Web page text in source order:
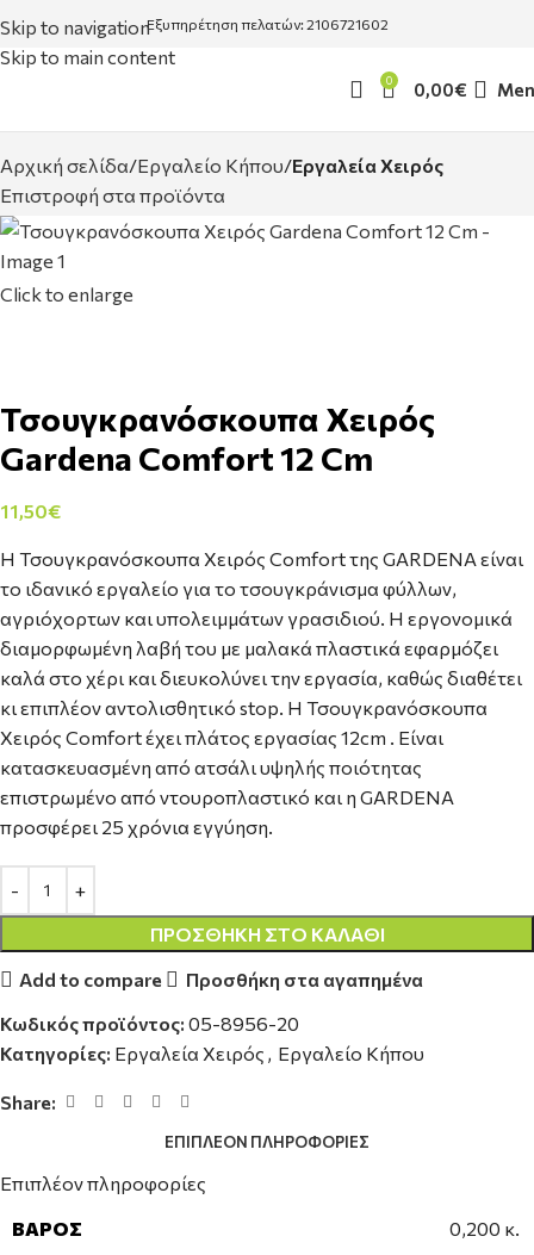
Skip to navigation
Skip to main content
Εξυπηρέτηση πελατών: 2106721602
0 0,00€
Αρχική σελίδα Εργαλείο Κήπου Εργαλεία Χειρός
Επιστροφή στα προϊόντα
Click to enlarge
Τσουγκρανόσκουπα Χειρός
Gardena Comfort 12 Cm
11,50€
Η Τσουγκρανόσκουπα Χειρός Comfort της GARDENA είναι
το ιδανικό εργαλείο για το τσουγκράνισμα φύλλων,
αγριόχορτων και υπολειμμάτων γρασιδιού. Η εργονομικά
διαμορφωμένη λαβή του με μαλακά πλαστικά εφαρμόζει
καλά στο χέρι και διευκολύνει την εργασία, καθώς διαθέτει
κι επιπλέον αντολισθητικό stop. Η Τσουγκρανόσκουπα
Χειρός Comfort έχει πλάτος εργασίας 12cm . Είναι
κατασκευασμένη από ατσάλι υψηλής ποιότητας
επιστρωμένο από ντουροπλαστικό και η GARDENA
προσφέρει 25 χρόνια εγγύηση.
ΠΡΟΣΘΉΚΗ ΣΤΟ ΚΑΛΆΘΙ
Add to compare
Προσθήκη στα αγαπημένα
Κωδικός προϊόντος: 05-8956-20
Κατηγορίες: Εργαλεία Χειρός , Εργαλείο Κήπου
Share:
ΕΠΙΠΛΈΟΝ ΠΛΗΡΟΦΟΡΊΕΣ
Επιπλέον πληροφορίες
ΒΆΡΟΣ
0,200 κ.